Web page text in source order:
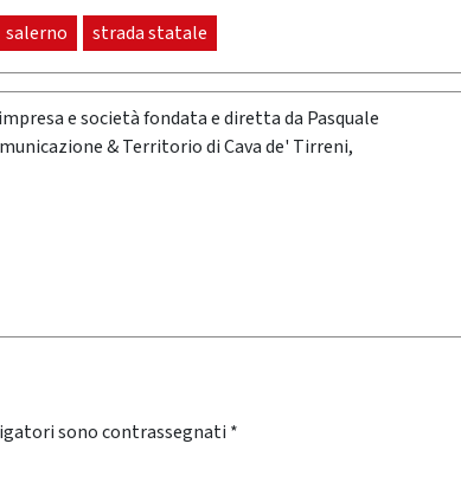
salerno strada statale
e società fondata e diretta da Pasquale
& Territorio di Cava de' Tirreni,
sono contrassegnati *